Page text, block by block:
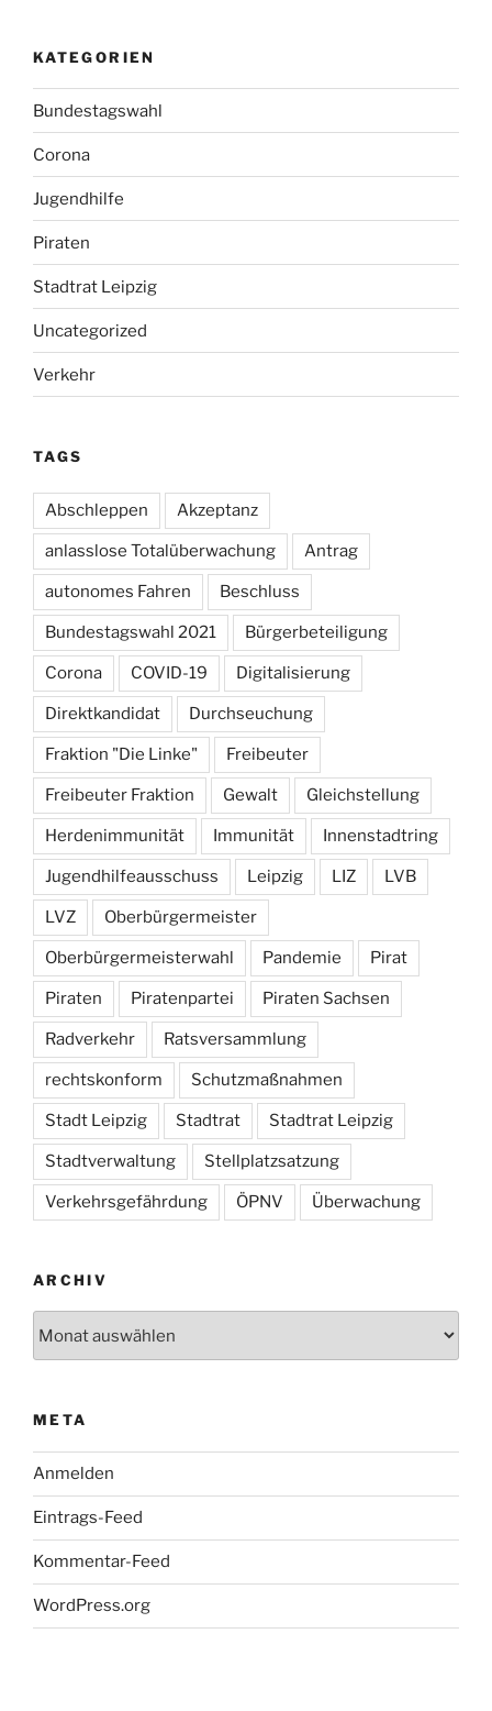
KATEGORIEN
Bundestagswahl
Corona
Jugendhilfe
Piraten
Stadtrat Leipzig
Uncategorized
Verkehr
TAGS
Abschleppen Akzeptanz
anlasslose Totalüberwachung Antrag
autonomes Fahren Beschluss
Bundestagswahl 2021 Bürgerbeteiligung
Corona COVID-19 Digitalisierung
Direktkandidat Durchseuchung
Fraktion "Die Linke" Freibeuter
Freibeuter Fraktion Gewalt Gleichstellung
Herdenimmunität Immunität Innenstadtring
Jugendhilfeausschuss Leipzig LIZ LVB
LVZ Oberbürgermeister
Oberbürgermeisterwahl Pandemie Pirat
Piraten Piratenpartei Piraten Sachsen
Radverkehr Ratsversammlung
rechtskonform Schutzmaßnahmen
Stadt Leipzig Stadtrat Stadtrat Leipzig
Stadtverwaltung Stellplatzsatzung
Verkehrsgefährdung ÖPNV Überwachung
ARCHIV
META
Anmelden
Eintrags-Feed
Kommentar-Feed
WordPress.org